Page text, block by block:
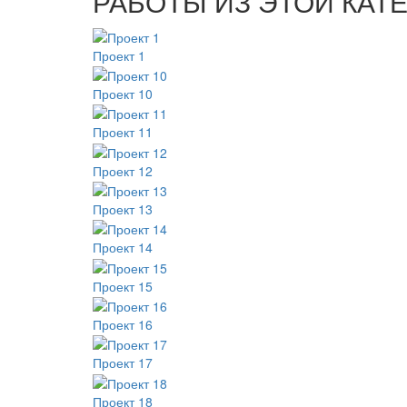
Проект 1
Проект 10
Проект 11
Проект 12
Проект 13
Проект 14
Проект 15
Проект 16
Проект 17
Проект 18